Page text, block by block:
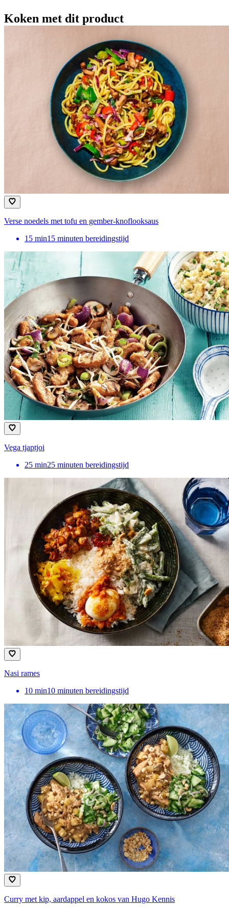
Koken met dit product
Verse noedels met tofu en gember-knoflooksaus
15 min15 minuten bereidingstijd
Vega tjaptjoi
25 min25 minuten bereidingstijd
Nasi rames
10 min10 minuten bereidingstijd
Curry met kip, aardappel en kokos van Hugo Kennis